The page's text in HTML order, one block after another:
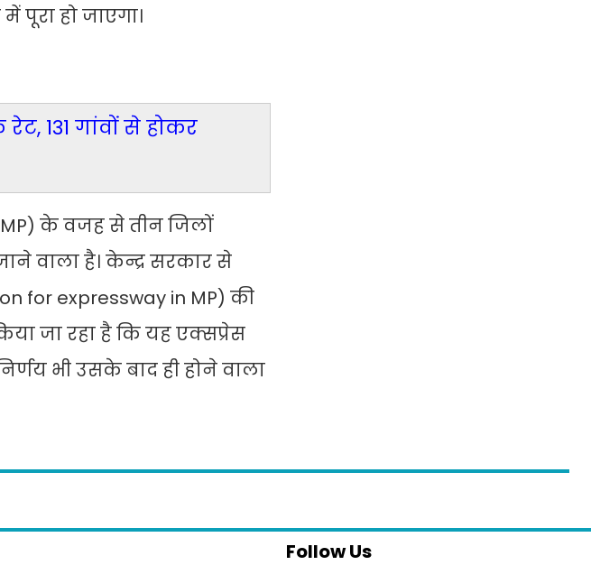
हो जाएगा।
131 गांवों से होकर
के वजह से तीन जिलों
वाला है। केन्द्र सरकार से
for expressway in MP) की
जा रहा है कि यह एक्सप्रेस
भी उसके बाद ही होने वाला
Follow Us